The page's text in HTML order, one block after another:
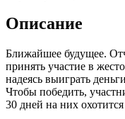
Описание
Ближайшее будущее.
принять участие в
надеясь выиграть
Чтобы победить,
30 дней на них